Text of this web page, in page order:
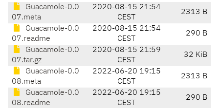
Guacamole-0.0
07.meta
2020-08-15 21:54
CEST
2313 B
Guacamole-0.0
07.readme
2020-08-15 21:54
CEST
290 B
Guacamole-0.0
07.tar.gz
2020-08-15 21:59
CEST
32 KiB
Guacamole-0.0
08.meta
2022-06-20 19:15
CEST
2313 B
Guacamole-0.0
08.readme
2022-06-20 19:15
CEST
290 B